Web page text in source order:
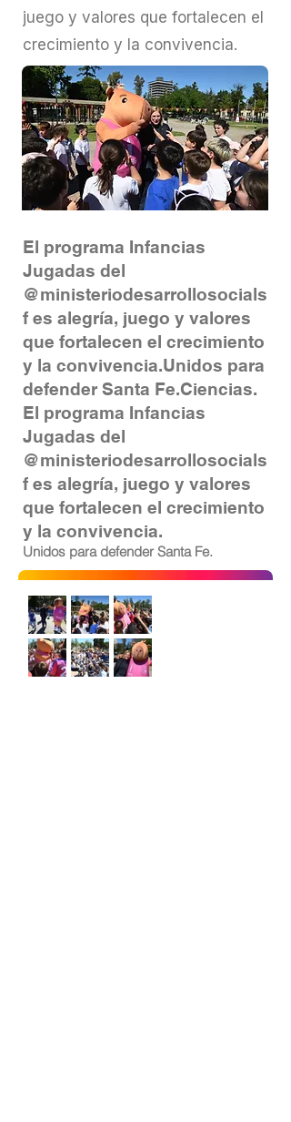
juego y valores que fortalecen el
crecimiento y la convivencia.
El programa Infancias
Jugadas del
@ministeriodesarrollosocials
f es alegría, juego y valores
que fortalecen el crecimiento
y la convivencia.Unidos para
defender Santa Fe.Ciencias.
El programa Infancias
Jugadas del
@ministeriodesarrollosocials
f es alegría, juego y valores
que fortalecen el crecimiento
y la convivencia.
Unidos para defender Santa Fe.